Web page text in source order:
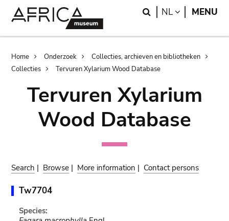
Search
NL LANGUAGE
MENU
Breadcrumb
Home Onderzoek
Collecties, archieven en bibliotheken
Collecties
Tervuren Xylarium Wood Database
Tervuren Xylarium
Wood Database
Search | Browse | More information | Contact persons
Tw7704
Species: